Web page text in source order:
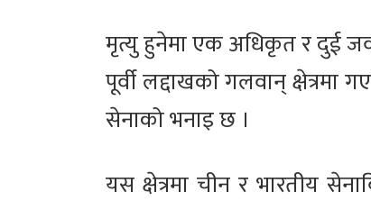
मृत्यु हुनेमा एक अधिकृत र दुई
पूर्वी लद्दाखको गलवान्
सेनाको भनाइ छ ।
यस क्षेत्रमा चीन र भारतीय